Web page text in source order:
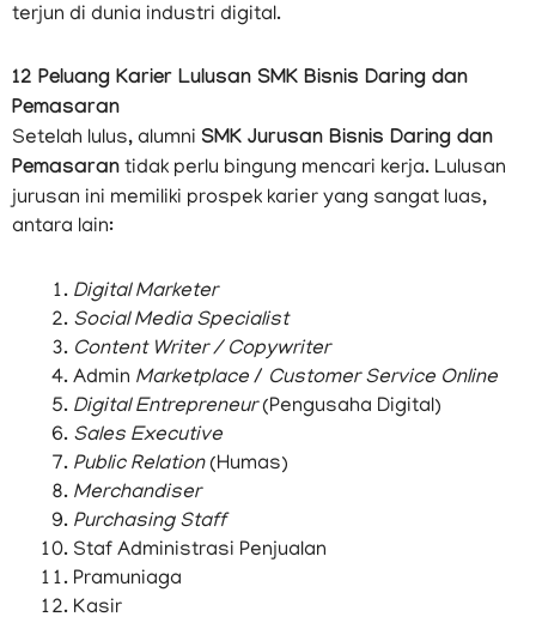
terjun di dunia industri digital.
12 Peluang Karier Lulusan SMK Bisnis Daring dan
Pemasaran
Setelah lulus, alumni SMK Jurusan Bisnis Daring dan
Pemasaran tidak perlu bingung mencari kerja. Lulusan
jurusan ini memiliki prospek karier yang sangat luas,
antara lain:
Digital Marketer
Social Media Specialist
Content Writer / Copywriter
Admin Marketplace / Customer Service Online
Digital Entrepreneur(Pengusaha Digital)
Sales Executive
Public Relation(Humas)
Merchandiser
Purchasing Staff
Staf Administrasi Penjualan
Pramuniaga
Kasir